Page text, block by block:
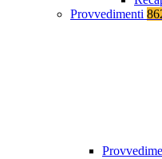
Provvedimenti